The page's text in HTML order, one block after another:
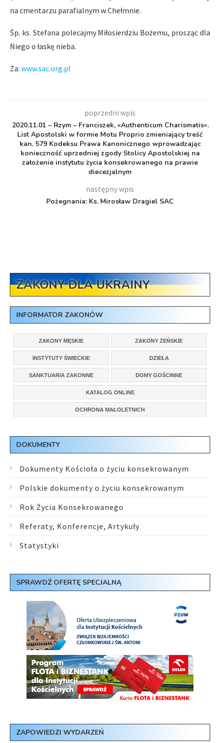
na cmentarzu parafialnym w Chełmnie.
Śp. ks. Stefana polecajmy Miłosierdziu Bożemu, prosząc dla
Niego o łaskę nieba.
Za: www.sac.org.pl
poprzedni wpis
2020.11.01 – Rzym – Franciszek, «Authenticum Charismatis».
List Apostolski w formie Motu Proprio zmieniający treść
kan. 579 Kodeksu Prawa Kanonicznego wprowadzając
konieczność uprzedniej zgody Stolicy Apostolskiej na
założenie instytutu życia konsekrowanego na prawie
diecezjalnym
następny wpis
Pożegnania: Ks. Mirosław Dragiel SAC
ZAKONY DLA UKRAINY
INFORMATOR ZAKONÓW
ZAKONY MĘSKIE ZAKONY ŻEŃSKIE
INSTYTUTY ŚWIECKIE DZIEŁA
SANKTUARIA ZAKONNE DOMY GOŚCINNE
KATALOG ONLINE
OCHRONA MAŁOLETNICH
DOKUMENTY
Dokumenty Kościoła o życiu konsekrowanym
Polskie dokumenty o życiu konsekrowanym
Rok Życia Konsekrowanego
Referaty, Konferencje, Artykuły
Statystyki
SPRAWDŹ OFERTĘ SPECJALNĄ
ZAPOWIEDZI WYDARZEŃ